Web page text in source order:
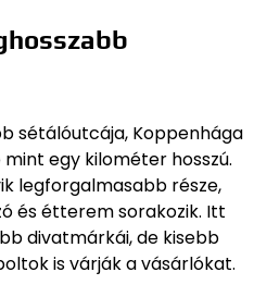
sétálóutcája, Koppenhága
egy kilométer hosszú.
legforgalmasabb része,
és étterem sorakozik. Itt
divatmárkái, de kisebb
is várják a vásárlókat.